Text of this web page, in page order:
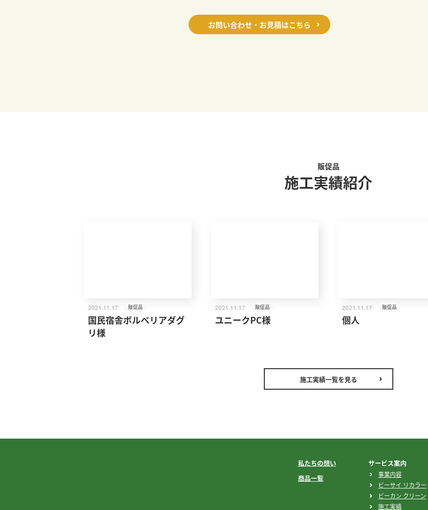
お問い合わせ・お見積はこちら
販促品
施工実績紹介
2021.11.17 販促品
国民宿舎ボルべリアダグ
リ様
2021.11.17 販促品
ユニークPC様
2021.11.17 販促品
個人
施工実績一覧を見る
私たちの想い
商品一覧
サービス案内
事業内容
ビーサイ リカラー
ビーカン クリーン
施工実績